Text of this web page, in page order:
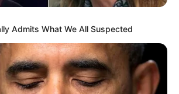
Admits What We All Suspected